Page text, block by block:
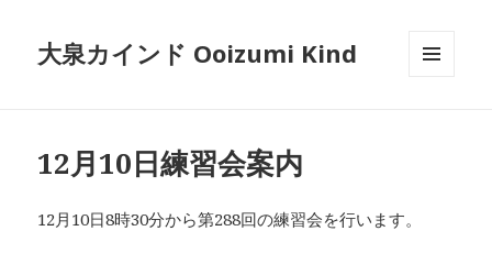
大泉カインド Ooizumi Kind
12月10日練習会案内
12月10日8時30分から第288回の練習会を行います。